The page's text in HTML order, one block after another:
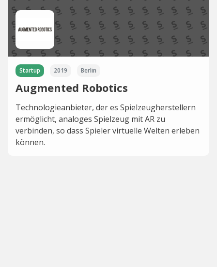
Startup 2019 Berlin
Augmented Robotics
Technologieanbieter, der es Spielzeugherstellern
ermöglicht, analoges Spielzeug mit AR zu
verbinden, so dass Spieler virtuelle Welten erleben
können.